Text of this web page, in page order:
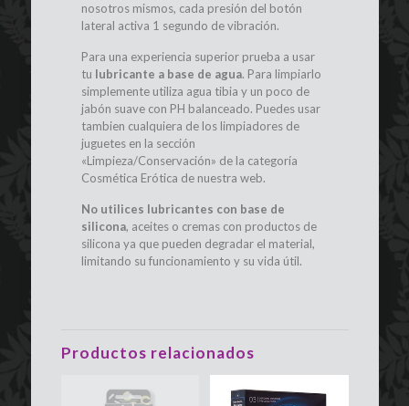
nosotros mismos, cada presión del botón
lateral activa 1 segundo de vibración.
Para una experiencia superior prueba a usar
tu lubricante a base de agua. Para limpiarlo
simplemente utiliza agua tibia y un poco de
jabón suave con PH balanceado. Puedes usar
tambien cualquiera de los limpiadores de
juguetes en la sección
«Limpieza/Conservación» de la categoría
Cosmética Erótica de nuestra web.
No utilices lubricantes con base de
silicona, aceites o cremas con productos de
silicona ya que pueden degradar el material,
limitando su funcionamiento y su vida útil.
Productos relacionados